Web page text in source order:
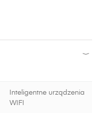
Inteligentne urządzenia
WIFI